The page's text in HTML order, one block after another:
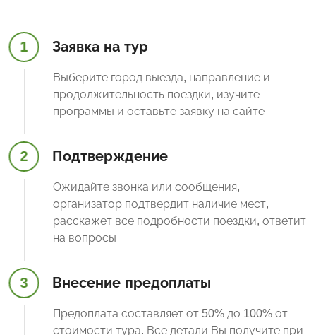
1 Заявка на тур
Выберите город выезда, направление и
продолжительность поездки, изучите
программы и оставьте заявку на сайте
2 Подтверждение
Ожидайте звонка или сообщения,
организатор подтвердит наличие мест,
расскажет все подробности поездки, ответит
на вопросы
3 Внесение предоплаты
Предоплата составляет от 50% до 100% от
стоимости тура. Все детали Вы получите при